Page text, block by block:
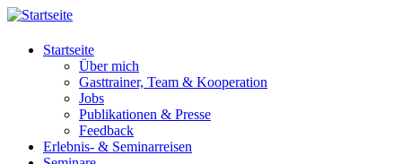
Startseite
Über mich
Gasttrainer, Team & Kooperation
Jobs
Publikationen & Presse
Feedback
Erlebnis- & Seminarreisen